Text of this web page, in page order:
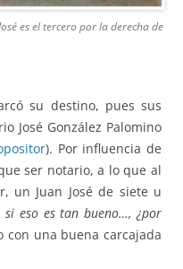
es el tercero por la derecha de
su destino, pues sus
José González Palomino
). Por influencia de
ser notario, a lo que al
un Juan José de siete u
si eso es tan bueno…, ¿por
con una buena carcajada